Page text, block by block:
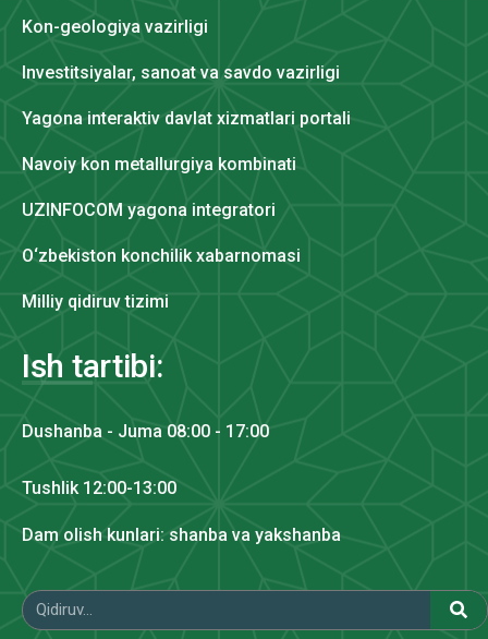
Kon-geologiya vazirligi
Investitsiyalar, sanoat va savdo vazirligi
Yagona interaktiv davlat xizmatlari portali
Navoiy kon metallurgiya kombinati
UZINFOCOM yagona integratori
O‘zbekiston konchilik xabarnomasi
Milliy qidiruv tizimi
Ish tartibi:
Dushanba - Juma 08:00 - 17:00
Tushlik 12:00-13:00
Dam olish kunlari: shanba va yakshanba